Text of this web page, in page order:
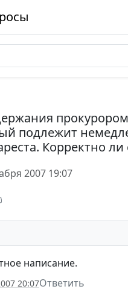
подлежит
Корректно
2007 19:07
написание.
20:07Ответить